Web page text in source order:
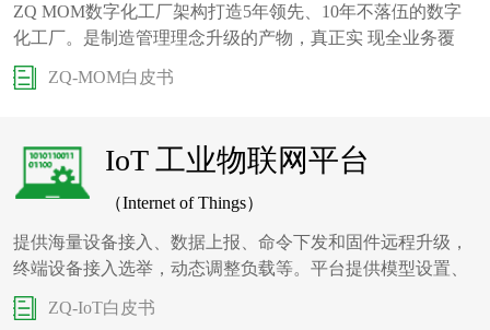
解决方案
资讯动态
ZQ MOM数字化工厂架构打造5年领先、10年不落伍的数字
化工厂。是制造管理理念升级的产物，真正实 现全业务覆
盖、多工厂协同的佳技术。
ZQ-MOM白皮书
IoT 工业物联网平台
（Internet of Things）
提供海量设备接入、数据上报、命令下发和固件远程升级，
终端设备接入选举，动态调整负载等。平台提供模型设置、
联动规则编辑、数据存储与解析。
ZQ-IoT白皮书
详情致电 400-107-7178